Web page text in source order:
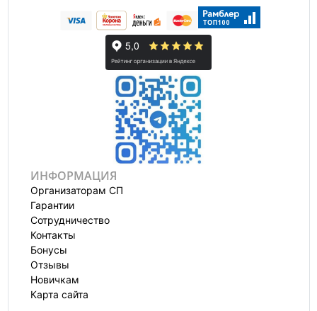
ИНФОРМАЦИЯ
Организаторам СП
Гарантии
Сотрудничество
Контакты
Бонусы
Отзывы
Новичкам
Карта сайта